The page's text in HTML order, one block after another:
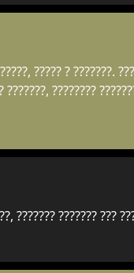
????? ? ???????.
????????
??????? ??????? ???